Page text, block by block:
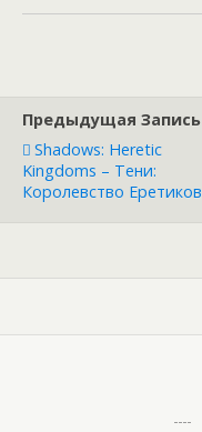
Предыдущая Запись
Shadows: Heretic
Kingdoms – Тени:
Королевство Еретиков